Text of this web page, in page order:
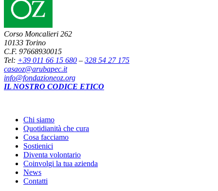
Corso Moncalieri 262
10133 Torino
C.F. 97668930015
Tel: +39 011 66 15 680 – 328 54 27 175
casaoz@arubapec.it
info@fondazioneoz.org
IL NOSTRO CODICE ETICO
Chi siamo
Quotidianità che cura
Cosa facciamo
Sostienici
Diventa volontario
Coinvolgi la tua azienda
News
Contatti